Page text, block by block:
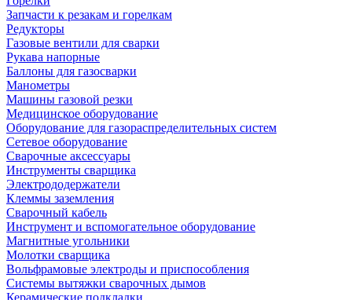
Запчасти к резакам и горелкам
Редукторы
Газовые вентили для сварки
Рукава напорные
Баллоны для газосварки
Манометры
Машины газовой резки
Медицинское оборудование
Оборудование для газораспределительных систем
Сетевое оборудование
Сварочные аксессуары
Инструменты сварщика
Электрододержатели
Клеммы заземления
Сварочный кабель
Инструмент и вспомогательное оборудование
Магнитные угольники
Молотки сварщика
Вольфрамовые электроды и приспособления
Системы вытяжки сварочных дымов
Керамические подкладки